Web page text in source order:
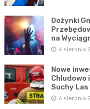
Dożynki
na
6 sierpnia
Nowe
Chludowo
Suchy
6 sierpnia